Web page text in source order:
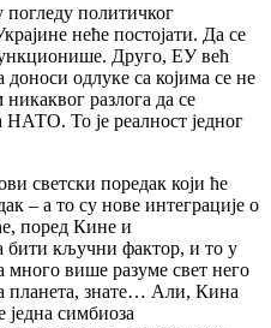
политичког
неће постојати. Да се
Друго, ЕУ већ
одлуке са којима се не
разлога да се
НАТО. То је реалност једног
светски поредак који ће
– а то су нове интеграције о
поред Кине и
бити кључни фактор, и то у
много више разуме свет него
планета, знате… Али, Кина
једна симбиоза